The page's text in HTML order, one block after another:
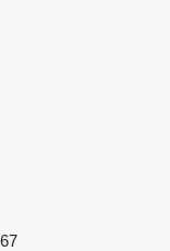
67